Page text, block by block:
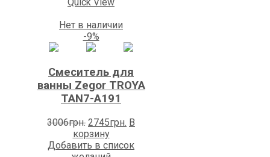
Quick View
Нет в наличии
-9%
Смеситель для
ванны Zegоr TROYA
TAN7-A191
3006грн. Первоначальная
цена
составляла
2745грн. Текущая
2745грн..
В
корзину
Добавить в список